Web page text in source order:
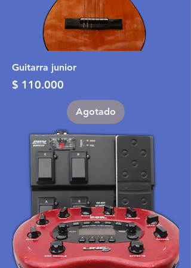
Guitarra junior
Precio
$ 110.000
Agotado